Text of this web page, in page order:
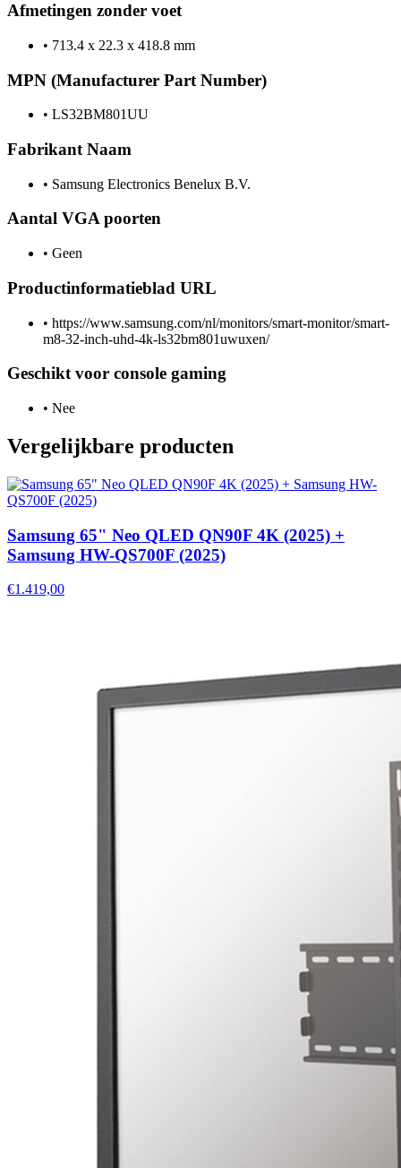
Afmetingen zonder voet
• 713.4 x 22.3 x 418.8 mm
MPN (Manufacturer Part Number)
• LS32BM801UU
Fabrikant Naam
• Samsung Electronics Benelux B.V.
Aantal VGA poorten
• Geen
Productinformatieblad URL
• https://www.samsung.com/nl/monitors/smart-monitor/smart-
m8-32-inch-uhd-4k-ls32bm801uwuxen/
Geschikt voor console gaming
• Nee
Vergelijkbare producten
Samsung 65" Neo QLED QN90F 4K (2025) +
Samsung HW-QS700F (2025)
€1.419,00